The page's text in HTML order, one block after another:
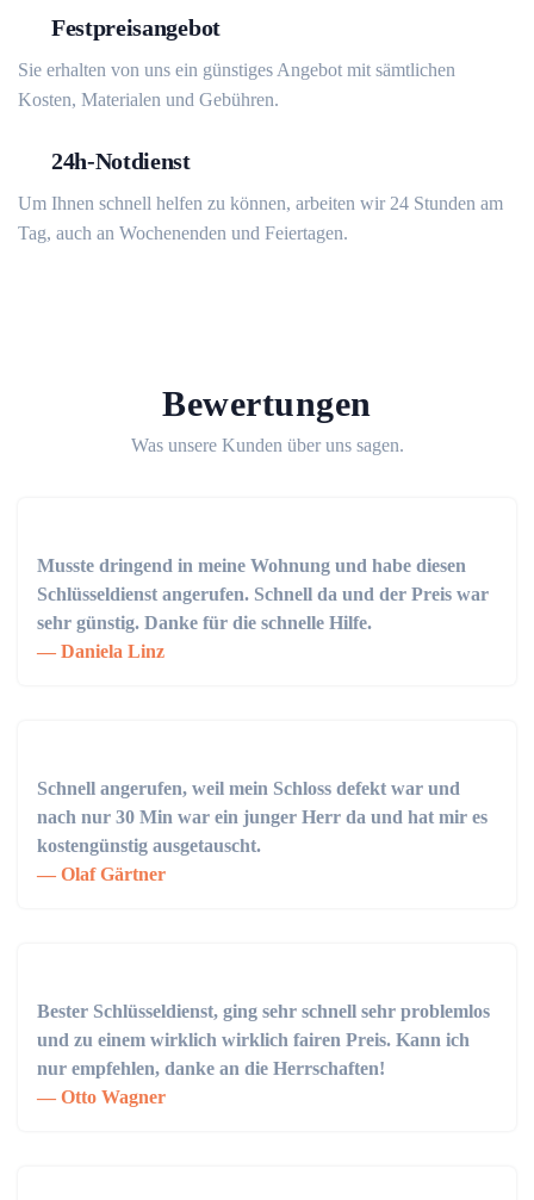
Festpreisangebot
Sie erhalten von uns ein günstiges Angebot mit sämtlichen
Kosten, Materialen und Gebühren.
24h-Notdienst
Um Ihnen schnell helfen zu können, arbeiten wir 24 Stunden am
Tag, auch an Wochenenden und Feiertagen.
Bewertungen
Was unsere Kunden über uns sagen.
Musste dringend in meine Wohnung und habe diesen
Schlüsseldienst angerufen. Schnell da und der Preis war
sehr günstig. Danke für die schnelle Hilfe.
Daniela Linz
Schnell angerufen, weil mein Schloss defekt war und
nach nur 30 Min war ein junger Herr da und hat mir es
kostengünstig ausgetauscht.
Olaf Gärtner
Bester Schlüsseldienst, ging sehr schnell sehr problemlos
und zu einem wirklich wirklich fairen Preis. Kann ich
nur empfehlen, danke an die Herrschaften!
Otto Wagner